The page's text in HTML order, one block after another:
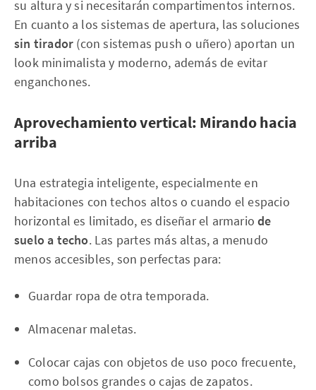
su altura y si necesitarán compartimentos internos.
En cuanto a los sistemas de apertura, las soluciones
sin tirador (con sistemas push o uñero) aportan un
look minimalista y moderno, además de evitar
enganchones.
Aprovechamiento vertical: Mirando hacia
arriba
Una estrategia inteligente, especialmente en
habitaciones con techos altos o cuando el espacio
horizontal es limitado, es diseñar el armariode
suelo a techo. Las partes más altas, a menudo
menos accesibles, son perfectas para:
Guardar ropa de otra temporada.
Almacenar maletas.
Colocar cajas con objetos de uso poco frecuente,
como bolsos grandes o cajas de zapatos.